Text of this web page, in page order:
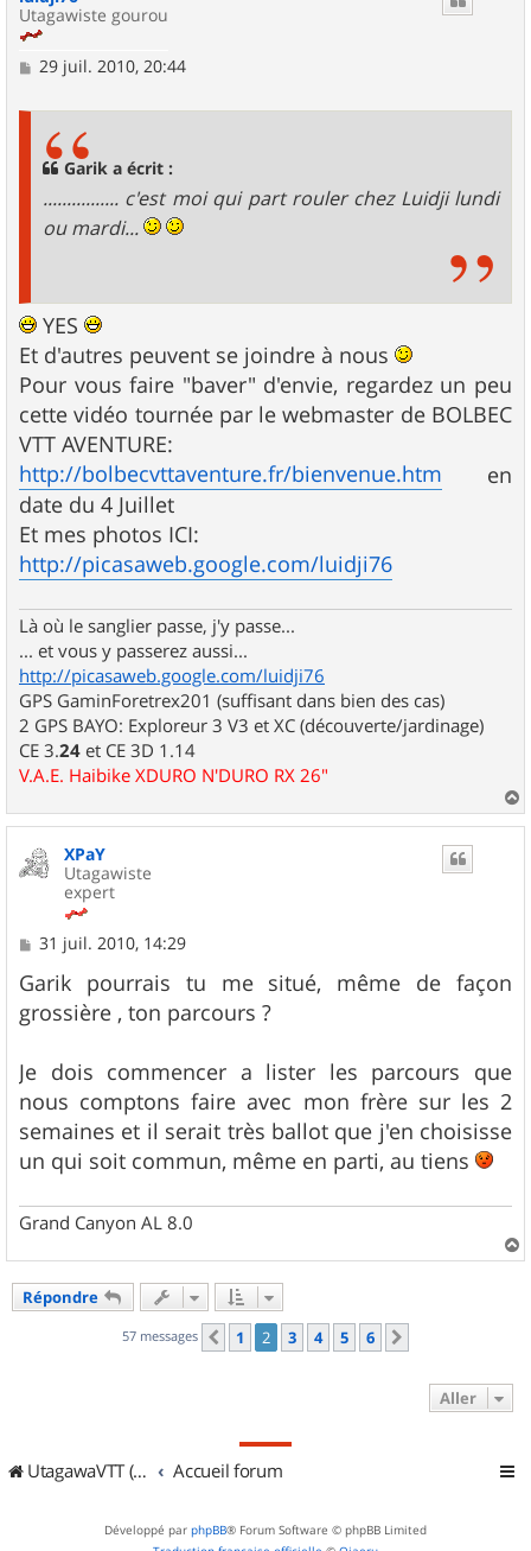
Utagawiste gourou
M
29 juil. 2010, 20:44
Garik a écrit :
................ c'est moi qui part rouler chez Luidji lundi
ou mardi...
YES
Et d'autres peuvent se joindre à nous
Pour vous faire "baver" d'envie, regardez un peu
cette vidéo tournée par le webmaster de BOLBEC
VTT AVENTURE:
http://bolbecvttaventure.fr/bienvenue.htm en
date du 4 Juillet
Et mes photos ICI:
http://picasaweb.google.com/luidji76
Là où le sanglier passe, j'y passe...
... et vous y passerez aussi...
http://picasaweb.google.com/luidji76
GPS GaminForetrex201 (suffisant dans bien des cas)
2 GPS BAYO: Exploreur 3 V3 et XC (découverte/jardinage)
CE 3.24 et CE 3D 1.14
V.A.E. Haibike XDURO N'DURO RX 26"
a
XPaY
Utagawiste
expert
M
s
s
a
31 juil. 2010, 14:29
Garik pourrais tu me situé, même de façon
grossière , ton parcours ?
Je dois commencer a lister les parcours que
nous comptons faire avec mon frère sur les 2
semaines et il serait très ballot que j'en choisisse
un qui soit commun, même en parti, au tiens
Grand Canyon AL 8.0
a
Répondre
57 messages Précédent
1 2 3 4 5 6
Aller
UtagawaVTT (Randos VTT et VTTAE avec traces GPS) Accueil forum
Développé par phpBB® Forum Software © phpBB Limited